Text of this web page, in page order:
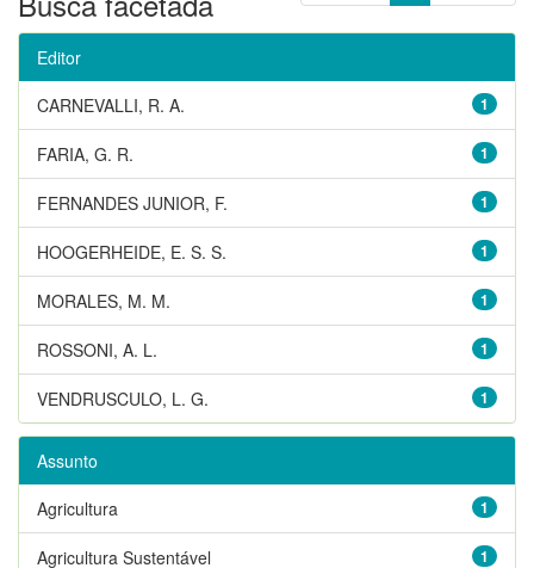
Editor
1
CARNEVALLI, R. A.
1
FARIA, G. R.
1
FERNANDES JUNIOR, F.
1
HOOGERHEIDE, E. S. S.
1
MORALES, M. M.
1
ROSSONI, A. L.
1
VENDRUSCULO, L. G.
Assunto
1
Agricultura
1
Agricultura Sustentável